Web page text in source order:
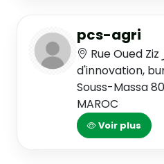
pcs-agri
Rue Oued Ziz زنقة واد زيز, la cité
d'innovation,
Souss-Massa
MAROC
Voir plus